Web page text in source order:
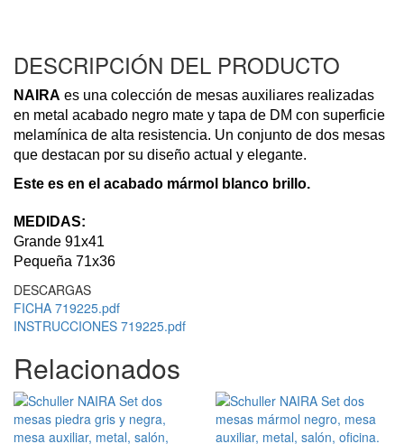
DESCRIPCIÓN DEL PRODUCTO
NAIRA es una colección de mesas auxiliares realizadas
en metal acabado negro mate y tapa de DM con superficie
melamínica de alta resistencia. Un conjunto de dos mesas
que destacan por su diseño actual y elegante.
Este es en el acabado mármol blanco brillo.
MEDIDAS:
Grande 91x41
Pequeña 71x36
DESCARGAS
FICHA 719225.pdf
INSTRUCCIONES 719225.pdf
Relacionados